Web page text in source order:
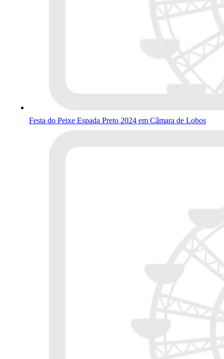
Festa do Peixe Espada Preto 2024 em Câmara de Lobos